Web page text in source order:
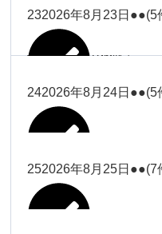
19時）
Close Close
2026年8月9日
院長
Close Close
院長
2026年8月11日
関谷（17-19時）
院長
Close Close
関谷（17-
Close
関谷（17-19時）
2026年8月14日
2026年8月15日
関谷（17-
Close
関谷（17-19時）
Close
武井(9時ー18時)
2026年8月16日
無題のイベ
小林
小林
ー18時）
Close Close
大西（9時ー18時）
2026年8月18日
小林
塩川
Close Close
塩川
2026年8月19日
Close Close
塩川
2026年8月20日
塩川
松本（9時
ー18時）
Close Close
冨田（9時
Close Close
冨田（9時ー18時）
2026年8月22日
232026年8月23日 ●●(5
小林
小林
242026年8月24日 ●●(5
大西
252026年8月25日 ●●(7